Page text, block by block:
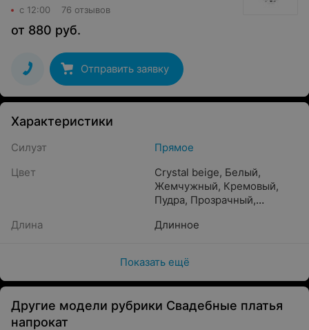
с 12:00 76 отзывов
от 880 руб.
Отправить заявку
Характеристики
Силуэт
Прямое
Цвет
Crystal beige, Белый,
Жемчужный, Кремовый,
Пудра, Прозрачный,
Бронзовый
Светло-розовый
Золотистый
Длина Длинное
Показать ещё
Другие модели рубрики Свадебные платья
напрокат